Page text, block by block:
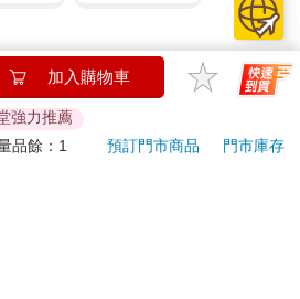
操作ATM! 如接獲電話要求您前往
示，以免受騙上當！
用期，退回商品須為全新狀態**
加入購物車
強力推薦
品餘：1 預訂門市商品
門市庫存